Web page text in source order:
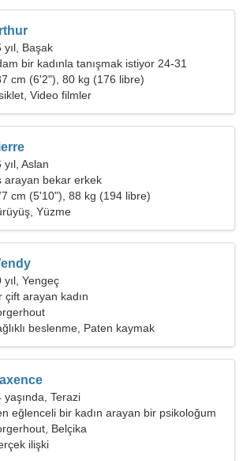
yıl, Başak
bir kadınla tanışmak istiyor 24-31
cm (6'2"), 80 kg (176 libre)
Video filmler
yıl, Aslan
arayan bekar erkek
cm (5'10"), 88 kg (194 libre)
Yüzme
yıl, Yengeç
çift arayan kadın
beslenme, Paten kaymak
yaşında, Terazi
eğlenceli bir kadın arayan bir psikoloğum
Belçika
ilişki